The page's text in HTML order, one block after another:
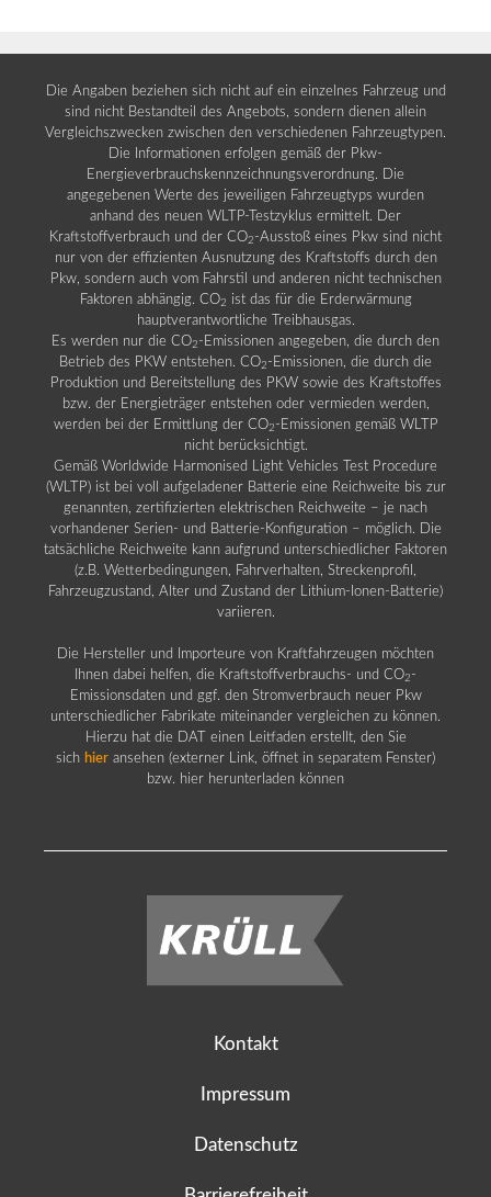
Die Angaben beziehen sich nicht auf ein einzelnes Fahrzeug und
sind nicht Bestandteil des Angebots, sondern dienen allein
Vergleichszwecken zwischen den verschiedenen Fahrzeugtypen.
Die Informationen erfolgen gemäß der Pkw-
Energieverbrauchskennzeichnungsverordnung. Die
angegebenen Werte des jeweiligen Fahrzeugtyps wurden
anhand des neuen WLTP-Testzyklus ermittelt. Der
Kraftstoffverbrauch und der CO2 -Ausstoß eines Pkw sind nicht
nur von der effizienten Ausnutzung des Kraftstoffs durch den
Pkw, sondern auch vom Fahrstil und anderen nicht technischen
Faktoren abhängig. CO2 ist das für die Erderwärmung
hauptverantwortliche Treibhausgas.
Es werden nur die CO2 -Emissionen angegeben, die durch den
Betrieb des PKW entstehen. CO2 -Emissionen, die durch die
Produktion und Bereitstellung des PKW sowie des Kraftstoffes
bzw. der Energieträger entstehen oder vermieden werden,
werden bei der Ermittlung der CO2 -Emissionen gemäß WLTP
nicht berücksichtigt.
Gemäß Worldwide Harmonised Light Vehicles Test Procedure
(WLTP) ist bei voll aufgeladener Batterie eine Reichweite bis zur
genannten, zertifizierten elektrischen Reichweite – je nach
vorhandener Serien- und Batterie-Konfiguration – möglich. Die
tatsächliche Reichweite kann aufgrund unterschiedlicher Faktoren
(z.B. Wetterbedingungen, Fahrverhalten, Streckenprofil,
Fahrzeugzustand, Alter und Zustand der Lithium-Ionen-Batterie)
variieren.
Die Hersteller und Importeure von Kraftfahrzeugen möchten
Ihnen dabei helfen, die Kraftstoffverbrauchs- und CO2 -
Emissionsdaten und ggf. den Stromverbrauch neuer Pkw
unterschiedlicher Fabrikate miteinander vergleichen zu können.
Hierzu hat die DAT einen Leitfaden erstellt, den Sie
sich hier ansehen (externer Link, öffnet in separatem Fenster)
bzw. hier herunterladen können
Kontakt
Impressum
Datenschutz